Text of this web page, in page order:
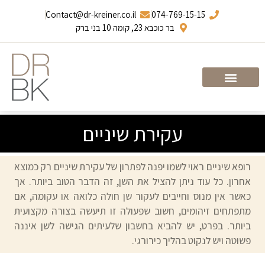
074-769-15-15
Contact@dr-kreiner.co.il
בר כוכבא 23, קומה 10 בני ברק
עקירת שיניים
רופא שיניים ראוי לשמו יפנה לפתרון של עקירת שיניים רק כמוצא
אחרון. כל עוד ניתן להציל את השן, זה הדבר הטוב ביותר. אך
כאשר אין מנוס וחייבים לעקור שן חולה כלואה או עקומה, אם
מתפתחים זיהומים, חשוב שפעולה זו תיעשה בצורה מקצועית
ביותר. בפרט, יש להביא בחשבון שלעיתים הגישה לשן איננה
פשוטה ויש לנקוט בהליך כירורגי.